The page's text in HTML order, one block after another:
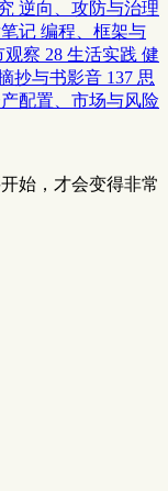
逆向、攻防与治理
记 编程、框架与
观察 28 生活实践 健
抄与书影音 137 思
配置、市场与风险
始，才会变得非常